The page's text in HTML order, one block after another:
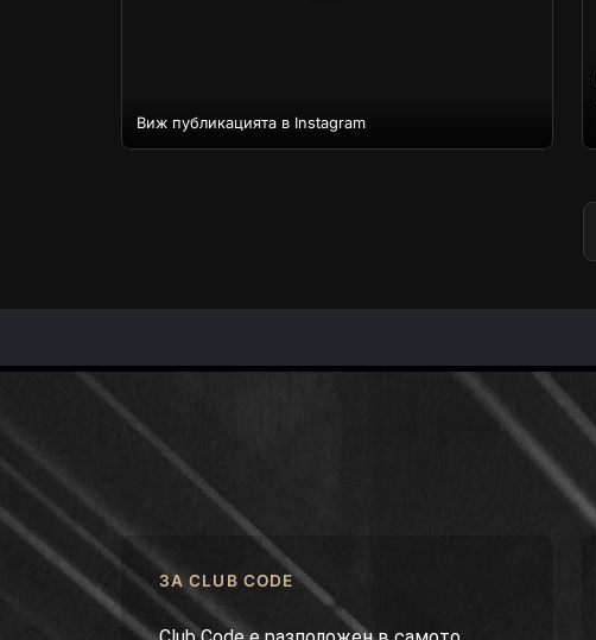
Виж публикацията в Instagram
ЗА CLUB CODE